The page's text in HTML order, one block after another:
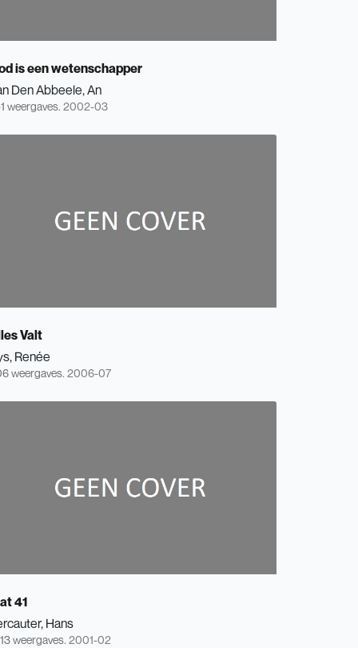
is een wetenschapper
Den Abbeele, An
weergaves. 2002-03
Valt
Renée
weergaves. 2006-07
41
Hans
weergaves. 2001-02